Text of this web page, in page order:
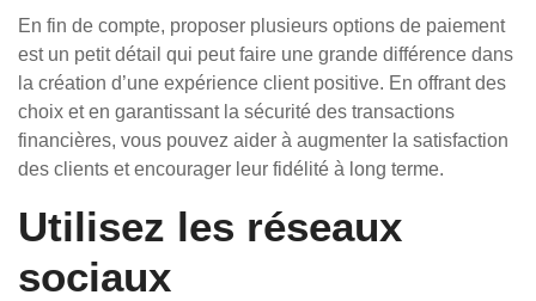
En fin de compte, proposer plusieurs options de paiement
est un petit détail qui peut faire une grande différence dans
la création d’une expérience client positive. En offrant des
choix et en garantissant la sécurité des transactions
financières, vous pouvez aider à augmenter la satisfaction
des clients et encourager leur fidélité à long terme.
Utilisez les réseaux
sociaux